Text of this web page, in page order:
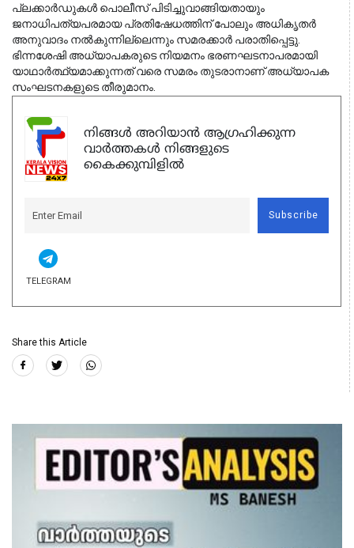
പ്ലക്കാർഡുകൾ പൊലീസ് പിടിച്ചുവാങ്ങിയതായും
ജനാധിപത്യപരമായ പ്രതിഷേധത്തിന് പോലും അധികൃതർ
അനുവാദം നൽകുന്നില്ലെന്നും സമരക്കാർ പരാതിപ്പെട്ടു.
ഭിന്നശേഷി അധ്യാപകരുടെ നിയമനം ഭരണഘടനാപരമായി
യാഥാർത്ഥ്യമാക്കുന്നത് വരെ സമരം തുടരാനാണ് അധ്യാപക
സംഘടനകളുടെ തീരുമാനം.
നിങ്ങൾ അറിയാൻ ആഗ്രഹിക്കുന്ന
വാർത്തകൾ നിങ്ങളുടെ
കൈക്കുമ്പിളിൽ
Subscribe
TELEGRAM
Share this Article